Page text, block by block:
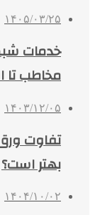
۱۴۰۵/۰۳/۲۵
مخاطب تا
۱۴۰۳/۱۲/۰۵
تفاوت
بهتر است؟
۱۴۰۴/۱۰/۰۲